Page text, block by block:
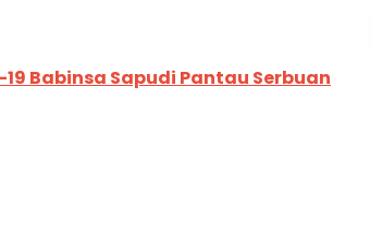
Babinsa Sapudi Pantau Serbuan